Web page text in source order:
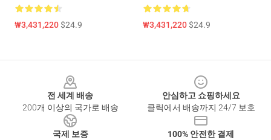
₩3,431,220$24.9 ₩3,431,220$24.9
전 세계 배송
200개 이상의 국가로 배송
안심하고 쇼핑하세요
클릭에서 배송까지 24/7 보호
국제 보증
100% 안전한 결제